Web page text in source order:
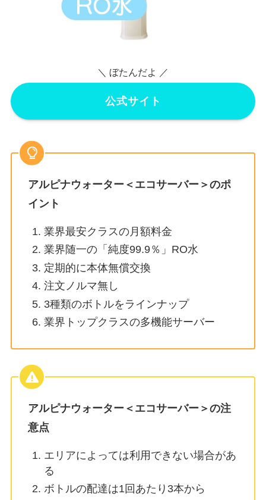
＼ ぼたんだよ ／
公式サイト
アルピナウォーター＜エコサーバー＞のポ
イント
業界最安クラスの月額料金
業界随一の「純度99.9％」RO水
定期的に本体無償交換
注文ノルマ無し
3種類のボトルをラインナップ
業界トップクラスの多機能サーバー
アルピナウォーター＜エコサーバー＞ の注
意点
エリアによっては利用できない場合があ
る
ボトルの配達は1回あたり3本から